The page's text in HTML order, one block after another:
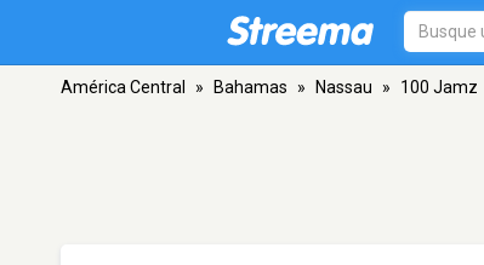
América Central » Bahamas » Nassau » 100 Jamz